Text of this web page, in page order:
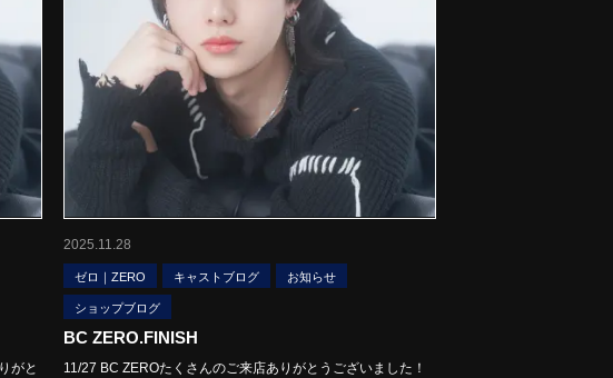
がと
2025.11.28
ゼロ｜ZERO キャストブログ お知らせ
ショップブログ
BC ZERO.FINISH
11/27 BC ZEROたくさんのご来店ありがとうございました！